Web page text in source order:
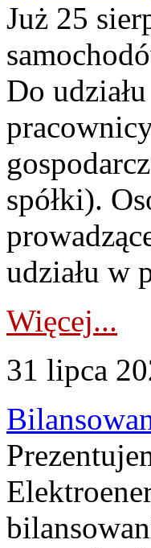
Już 25
Do
spółki).
udziału w
Więcej...
31 lipca